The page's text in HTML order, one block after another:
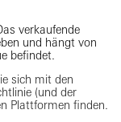
verkaufende
und hängt von
befindet.
sich mit den
(und der
Plattformen finden.